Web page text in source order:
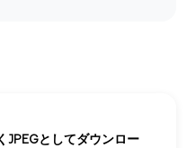
JPEGとしてダウンロー